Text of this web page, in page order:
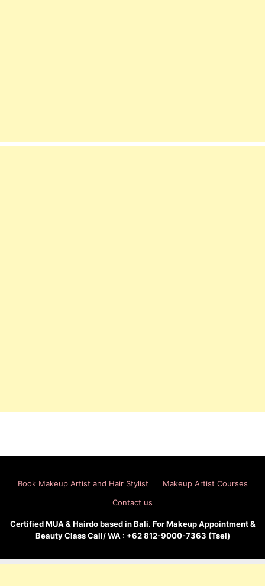
Book Makeup Artist and Hair Stylist
Makeup Artist Courses
Contact us
Certified MUA & Hairdo based in Bali. For Makeup Appointment &
Beauty Class Call/ WA : +62 812-9000-7363 (Tsel)